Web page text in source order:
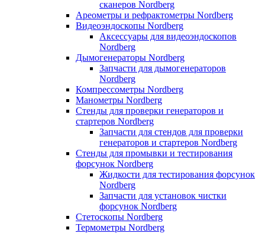
сканеров Nordberg
Ареометры и рефрактометры Nordberg
Видеоэндоскопы Nordberg
Аксессуары для видеоэндоскопов
Nordberg
Дымогенераторы Nordberg
Запчасти для дымогенераторов
Nordberg
Компрессометры Nordberg
Манометры Nordberg
Стенды для проверки генераторов и
стартеров Nordberg
Запчасти для стендов для проверки
генераторов и стартеров Nordberg
Стенды для промывки и тестирования
форсунок Nordberg
Жидкости для тестирования форсунок
Nordberg
Запчасти для установок чистки
форсунок Nordberg
Стетоскопы Nordberg
Термометры Nordberg